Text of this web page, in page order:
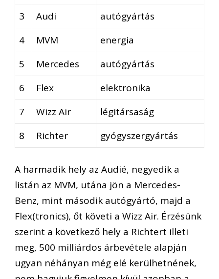
3
Audi
autógyártás
4
MVM
energia
5
Mercedes
autógyártás
6
Flex
elektronika
7
Wizz Air
légitársaság
8
Richter gyógyszergyártás
A harmadik hely az Audié, negyedik a
listán az MVM, utána jön a Mercedes-
Benz, mint második autógyártó, majd a
Flex(tronics), őt követi a Wizz Air. Érzésünk
szerint a következő hely a Richtert illeti
meg, 500 milliárdos árbevétele alapján
ugyan néhányan még elé kerülhetnének,